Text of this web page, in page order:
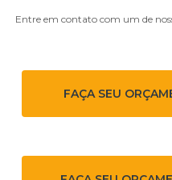
Entre em contato com um de
FAÇA SEU